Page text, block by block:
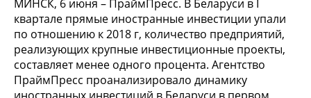
МИНСК, 6 июня – ПраймПресс. В Беларуси в I
квартале прямые иностранные инвестиции упали
по отношению к 2018 г, количество предприятий,
реализующих крупные инвестиционные проекты,
составляет менее одного процента. Агентство
ПраймПресс проанализировало динамику